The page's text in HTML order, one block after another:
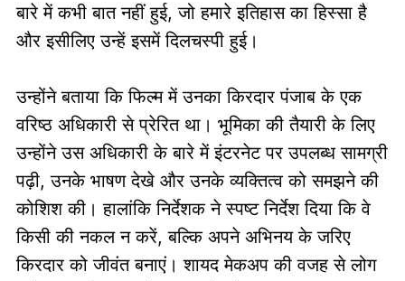
बारे में कभी बात नहीं हुई, जो हमारे इतिहास का हिस्सा है
और इसीलिए उन्हें इसमें दिलचस्पी हुई।
उन्होंने बताया कि फिल्म में उनका किरदार पंजाब के एक
वरिष्ठ अधिकारी से प्रेरित था। भूमिका की तैयारी के लिए
उन्होंने उस अधिकारी के बारे में इंटरनेट पर उपलब्ध सामग्री
पढ़ी, उनके भाषण देखे और उनके व्यक्तित्व को समझने की
कोशिश की। हालांकि निर्देशक ने स्पष्ट निर्देश दिया कि वे
किसी की नकल न करें, बल्कि अपने अभिनय के जरिए
किरदार को जीवंत बनाएं। शायद मेकअप की वजह से लोग